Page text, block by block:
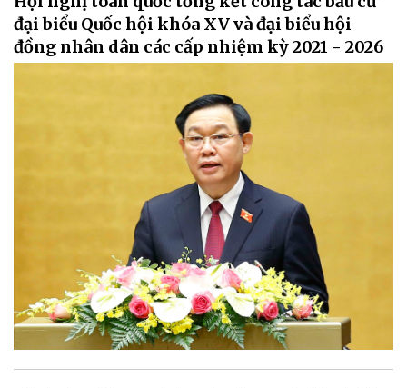
đại biểu Quốc hội khóa XV và đại biểu hội
đồng nhân dân các cấp nhiệm kỳ 2021 - 2026